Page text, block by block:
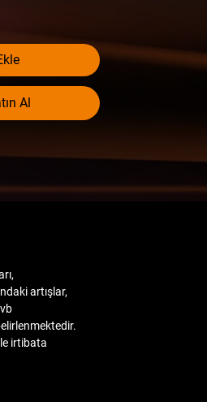
ve aynı
sanayi /
ürünlerdir.
içinden ürün
aittir.
olarak )
panjur, ayna
spoiler,
ve stop
sistem ve
mevcuttur.
Al
artışlar,
irtibata